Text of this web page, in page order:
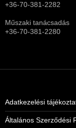
+36-70-381-2282
Műszaki tanácsadás
+36-70-381-2280
Adatkezelési
Általános Szerződési